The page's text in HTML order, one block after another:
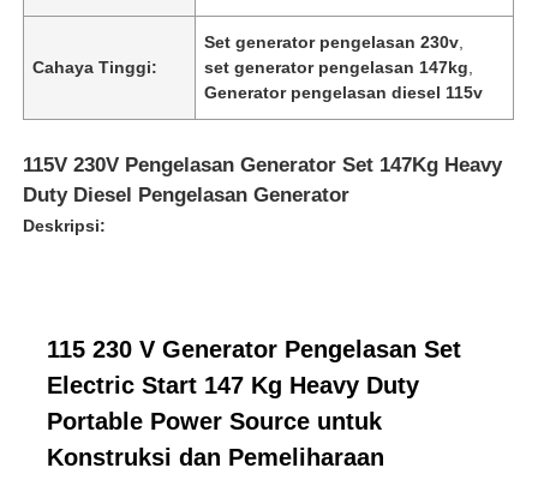
Cahaya Tinggi:
Set generator pengelasan 230v
set generator pengelasan 147kg
Generator pengelasan diesel 115v
115V 230V Pengelasan Generator Set 147Kg Heavy
Duty Diesel Pengelasan Generator
Deskripsi:
115 230 V Generator Pengelasan Set
Electric Start 147 Kg Heavy Duty
Portable Power Source untuk
Konstruksi dan Pemeliharaan